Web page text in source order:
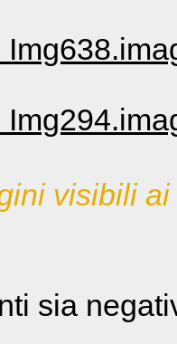
visibili
sia